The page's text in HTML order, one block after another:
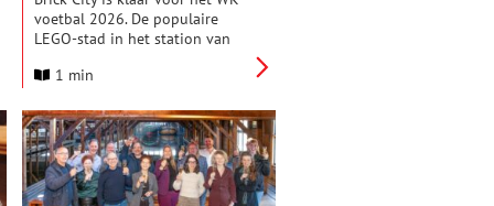
voetbal 2026. De populaire
LEGO-stad in het station van
wereldkampioenschap een
gebouwd, compleet met
enthousiaste supporters,
vlaggen, tribunes en een
sfeervolle voetbalarena.
1 min